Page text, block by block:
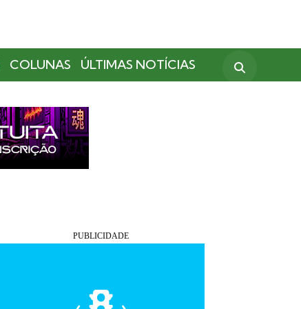
COLUNAS ÚLTIMAS NOTÍCIAS